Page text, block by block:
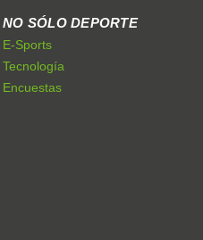
NO SÓLO DEPORTE
E-Sports
Tecnología
Encuestas